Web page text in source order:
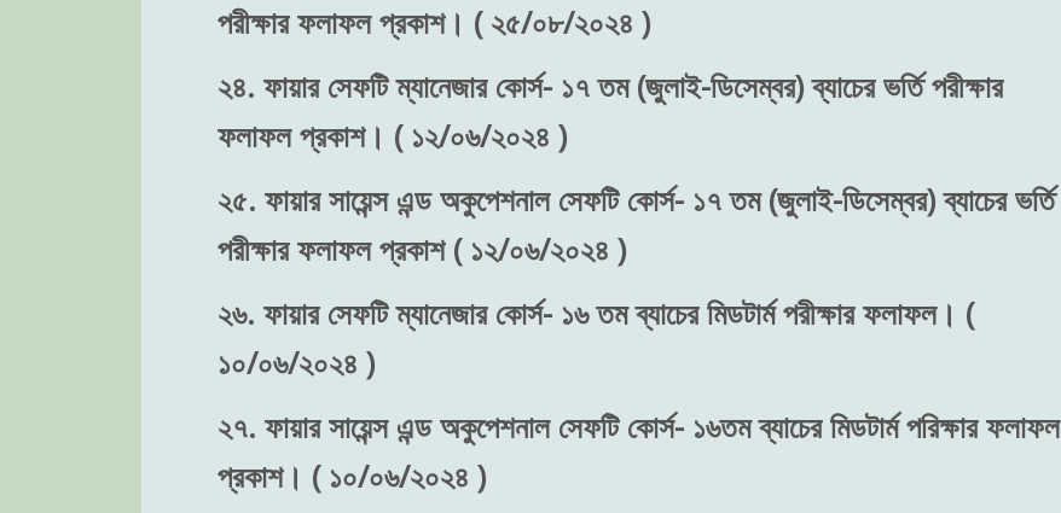
পরীক্ষার ফলাফল প্রকাশ। ( ২৫/০৮/২০২৪ )
২৪. ফায়ার সেফটি ম্যানেজার কোর্স- ১৭ তম (জুলাই-ডিসেম্বর) ব্যাচের ভর্তি পরীক্ষার
ফলাফল প্রকাশ। ( ১২/০৬/২০২৪ )
২৫. ফায়ার সায়েন্স এন্ড অকুপেশনাল সেফটি কোর্স- ১৭ তম (জুলাই-ডিসেম্বর) ব্যাচের ভর্তি
পরীক্ষার ফলাফল প্রকাশ ( ১২/০৬/২০২৪ )
২৬. ফায়ার সেফটি ম্যানেজার কোর্স- ১৬ তম ব্যাচের মিডটার্ম পরীক্ষার ফলাফল। (
১০/০৬/২০২৪ )
২৭. ফায়ার সায়েন্স এন্ড অকুপেশনাল সেফটি কোর্স- ১৬তম ব্যাচের মিডটার্ম পরিক্ষার ফলাফল
প্রকাশ। ( ১০/০৬/২০২৪ )